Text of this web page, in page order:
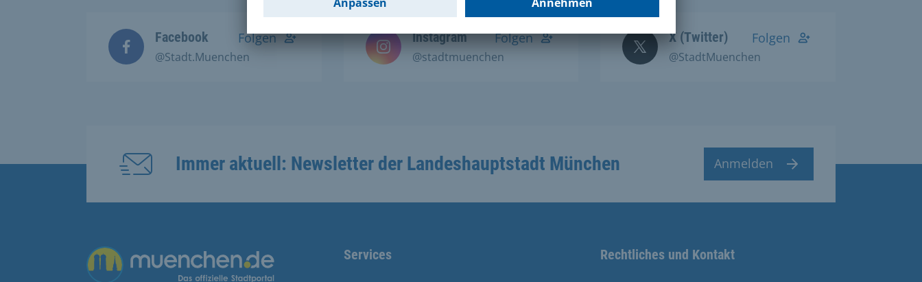
Facebook
@Stadt.Muenchen
Folgen Instagram
@stadtmuenchen
Folgen X (Twitter)
@StadtMuenchen
Folgen
Immer aktuell: Newsletter der Landeshauptstadt München Anmelden
Übergreifende Links Services Rechtliches und Kontakt